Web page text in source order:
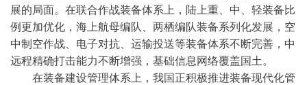
展的局面。在联合作战装备体系上，陆上重、中、轻装备比
例更加优化，海上航母编队、两栖编队装备系列化发展，空
中制空作战、电子对抗、运输投送等装备体系不断完善，中
远程精确打击能力不断增强，基础信息网络覆盖国土。
在装备建设管理体系上，我国正积极推进装备现代化管